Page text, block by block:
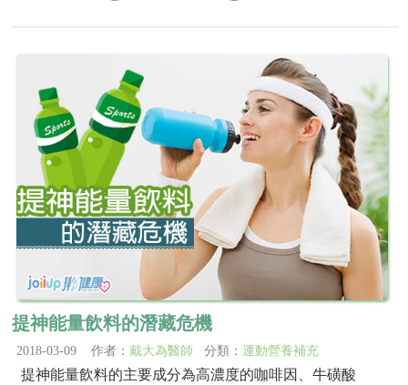
提神能量飲料的潛藏危機
2018-03-09 作者： 戴大為醫師 分類： 運動營養補充
提神能量飲料的主要成分為高濃度的咖啡因、牛磺酸